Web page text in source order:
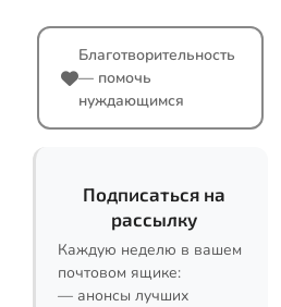
Благотворительность
— помочь
нуждающимся
Подписаться на
рассылку
Каждую неделю в вашем
почтовом ящике:
— анонсы лучших